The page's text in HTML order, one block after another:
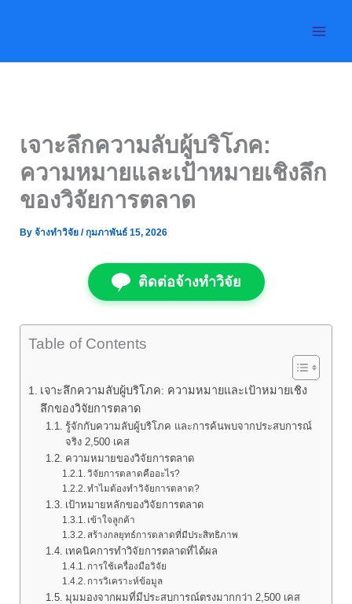
เจาะลึกความลับผู้บริโภค:
ความหมายและเป้าหมายเชิงลึก
ของวิจัยการตลาด
By จ้างทำวิจัย /กุมภาพันธ์ 15, 2026
ติดต่อจ้างทำวิจัย
Table of Contents
เจาะลึกความลับผู้บริโภค: ความหมายและเป้าหมายเชิง
ลึกของวิจัยการตลาด
รู้จักกับความลับผู้บริโภค และการค้นพบจากประสบการณ์
จริง 2,500 เคส
ความหมายของวิจัยการตลาด
วิจัยการตลาดคืออะไร?
ทำไมต้องทำวิจัยการตลาด?
เป้าหมายหลักของวิจัยการตลาด
เข้าใจลูกค้า
สร้างกลยุทธ์การตลาดที่มีประสิทธิภาพ
เทคนิคการทำวิจัยการตลาดที่ได้ผล
การใช้เครื่องมือวิจัย
การวิเคราะห์ข้อมูล
มุมมองจากผมที่มีประสบการณ์ตรงมากกว่า 2,500 เคส